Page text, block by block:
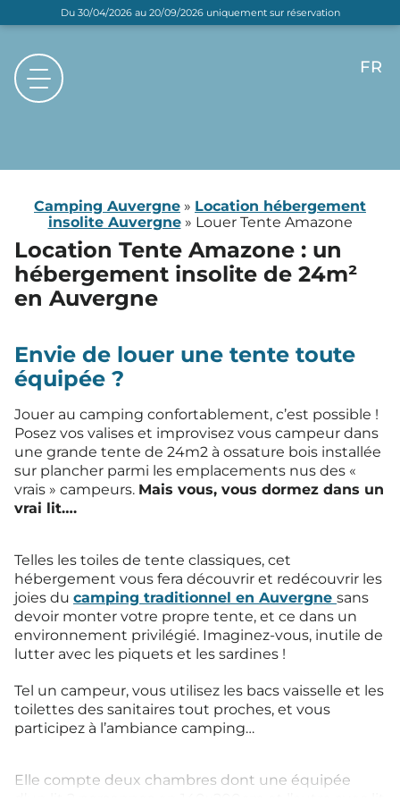
Du 30/04/2026 au 20/09/2026 uniquement sur réservation
FR
DE
Camping Auvergne » Location hébergement
insolite Auvergne» Louer Tente Amazone
Location Tente Amazone : un
hébergement insolite de 24m²
en Auvergne
Envie de louer une tente toute
équipée ?
Jouer au camping confortablement, c’est possible !
Posez vos valises et improvisez vous campeur dans
une grande tente de 24m2 à ossature bois installée
sur plancher parmi les emplacements nus des «
vrais » campeurs. Mais vous, vous dormez dans un
vrai lit….
Telles les toiles de tente classiques, cet
hébergement vous fera découvrir et redécouvrir les
joies du camping traditionnel en Auvergne sans
devoir monter votre propre tente, et ce dans un
environnement privilégié. Imaginez-vous, inutile de
lutter avec les piquets et les sardines !
Tel un campeur, vous utilisez les bacs vaisselle et les
toilettes des sanitaires tout proches, et vous
participez à l’ambiance camping…
Elle compte deux chambres dont une équipée